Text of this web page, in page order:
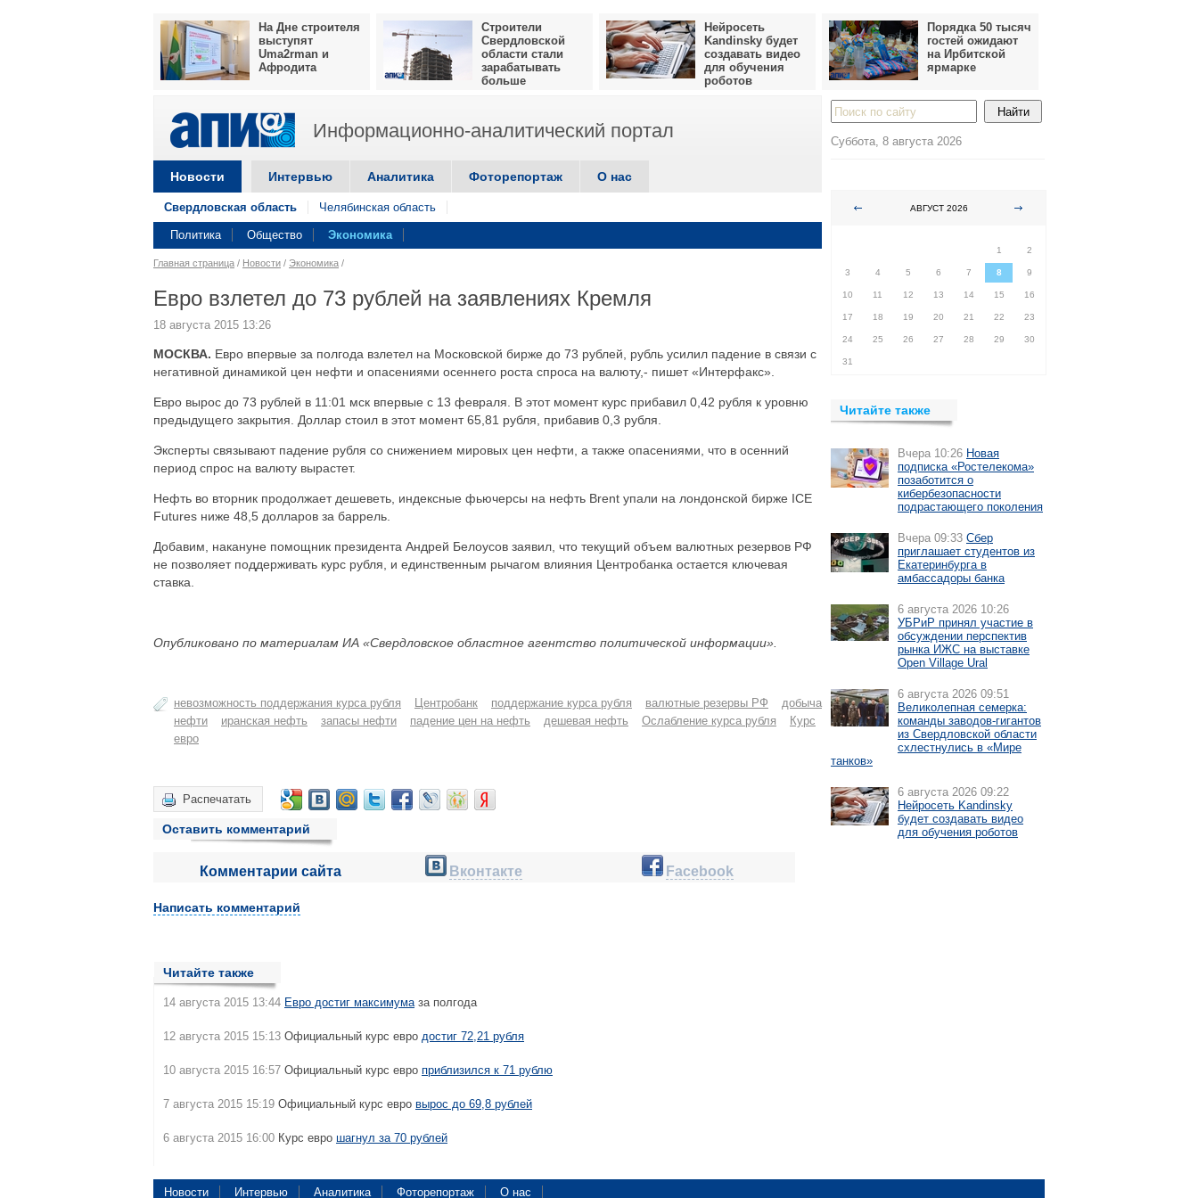
На Дне строителя
выступят
Uma2rman и
Афродита
Строители
Свердловской
области стали
зарабатывать
больше
Нейросеть
Kandinsky будет
создавать видео
для обучения
роботов
Порядка 50 тысяч
гостей ожидают
на Ирбитской
ярмарке
Информационно-аналитический портал
Новости Интервью Аналитика Фоторепортаж О нас
Свердловская область Челябинская область
Политика Общество Экономика
Главная страница / Новости / Экономика /
Евро взлетел до 73 рублей на заявлениях Кремля
18 августа 2015 13:26
МОСКВА. Евро впервые за полгода взлетел на Московской бирже до 73 рублей, рубль усилил падение в связи с
негативной динамикой цен нефти и опасениями осеннего роста спроса на валюту,- пишет «Интерфакс».
Евро вырос до 73 рублей в 11:01 мск впервые с 13 февраля. В этот момент курс прибавил 0,42 рубля к уровню
предыдущего закрытия. Доллар стоил в этот момент 65,81 рубля, прибавив 0,3 рубля.
Эксперты связывают падение рубля со снижением мировых цен нефти, а также опасениями, что в осенний
период спрос на валюту вырастет.
Нефть во вторник продолжает дешеветь, индексные фьючерсы на нефть Brent упали на лондонской бирже ICE
Futures ниже 48,5 долларов за баррель.
Добавим, накануне помощник президента Андрей Белоусов заявил, что текущий объем валютных резервов РФ
не позволяет поддерживать курс рубля, и единственным рычагом влияния Центробанка остается ключевая
ставка.
Опубликовано по материалам ИА «Свердловское областное агентство политической информации».
невозможность поддержания курса рубля Центробанк поддержание курса рубля валютные резервы РФ
добыча
нефти
иранская нефть запасы нефти падение цен на нефть дешевая нефть Ослабление курса рубля
Курс
евро
Распечатать
Оставить комментарий
Комментарии сайта Вконтакте Facebook
Написать комментарий
Читайте также
14 августа 2015 13:44 Евро достиг максимумаза полгода
12 августа 2015 15:13 Официальный курс евро достиг 72,21 рубля
10 августа 2015 16:57 Официальный курс евро приблизился к 71 рублю
7 августа 2015 15:19 Официальный курс евро вырос до 69,8 рублей
6 августа 2015 16:00 Курс евро шагнул за 70 рублей
Суббота, 8 августа 2026
АВГУСТ 2026
1
2
3 4 5 6 7 8 9
10 11 12 13 14 15 16
17 18 19 20 21 22 23
24 25 26 27 28 29 30
31
Читайте также
Вчера 10:26 Новая
подписка «Ростелекома»
позаботится о
кибербезопасности
подрастающего поколения
Вчера 09:33 Сбер
приглашает студентов из
Екатеринбурга в
амбассадоры банка
6 августа 2026 10:26
УБРиР принял участие в
обсуждении перспектив
рынка ИЖС на выставке
Open Village Ural
6 августа 2026 09:51
Великолепная семерка:
команды заводов-гигантов
из Свердловской области
схлестнулись в «Мире
танков»
6 августа 2026 09:22
Нейросеть Kandinsky
будет создавать видео
для обучения роботов
Новости Интервью Аналитика Фоторепортаж О нас